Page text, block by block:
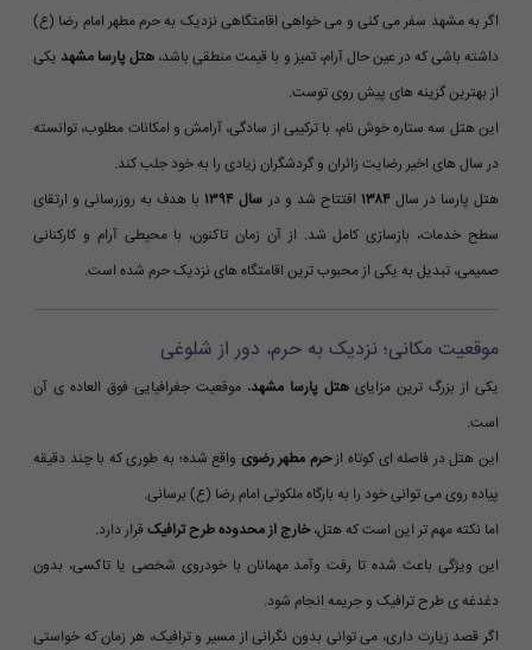
اگر به مشهد سفر می کنی و می خواهی اقامتگاهی نزدیک به حرم مطهر امام رضا (ع)
داشته باشی که در عین حال آرام، تمیز و با قیمت منطقی باشد، هتل پارسا مشهد یکی
از بهترین گزینه های پیش روی توست.
این هتل سه ستاره خوش نام، با ترکیبی از سادگی، آرامش و امکانات مطلوب، توانسته
در سال های اخیر رضایت زائران و گردشگران زیادی را به خود جلب کند.
هتل پارسا در سال۱۳۸۴ افتتاح شد و در سال ۱۳۹۴
با هدف به روزرسانی و ارتقای
سطح خدمات، بازسازی کامل شد. از آن زمان تاکنون، با محیطی آرام و کارکنانی
صمیمی، تبدیل به یکی از محبوب ترین اقامتگاه های نزدیک حرم شده است.
موقعیت مکانی؛ نزدیک به حرم، دور از شلوغی
یکی از بزرگ ترین مزایای هتل پارسا مشهد، موقعیت جغرافیایی فوق العاده ی آن
است.
این هتل در فاصله ای کوتاه ازحرم مطهر رضوی واقع شده؛ به طوری که با چند دقیقه
پیاده روی می توانی خود را به بارگاه ملکوتی امام رضا (ع) برسانی.
اما نکته مهم تر این است که هتل،خارج از محدوده طرح ترافیکقرار دارد.
این ویژگی باعث شده تا رفت وآمد مهمانان با خودروی شخصی یا تاکسی، بدون
دغدغه ی طرح ترافیک و جریمه انجام شود.
اگر قصد زیارت داری، می توانی بدون نگرانی از مسیر و ترافیک، هر زمان که خواستی